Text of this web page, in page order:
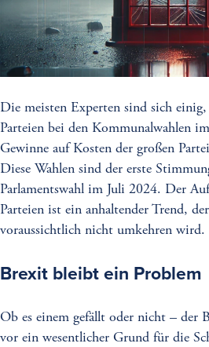
Die meisten Experten sind sich einig,
Parteien bei den Kommunalwahlen
Gewinne auf Kosten der großen
Diese Wahlen sind der erste
Parlamentswahl im Juli 2024. Der
Parteien ist ein anhaltender Trend,
voraussichtlich nicht umkehren wird.
Brexit bleibt ein Problem
Ob es einem gefällt oder nicht – der
vor ein wesentlicher Grund für die